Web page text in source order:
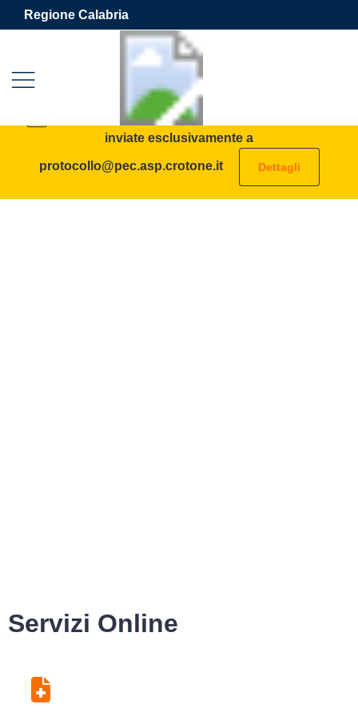
Vai ai contenuti
Vai al footer
Regione Calabria
Azienda Sanitaria Provinciale
Contenuti in evidenza
AVVISO: tutte le PEC destinate all’ASP vanno
inviate esclusivamente a
protocollo@pec.asp.crotone.it Dettagli
Servizi Online